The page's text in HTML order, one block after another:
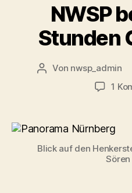
NWSP
Stunden
Beitragsautor
Von nwsp_admin
1
Blick auf den